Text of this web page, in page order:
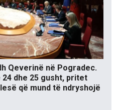
Qeverinë në Pogradec.
dhe 25 gusht, pritet
që mund të ndryshojë